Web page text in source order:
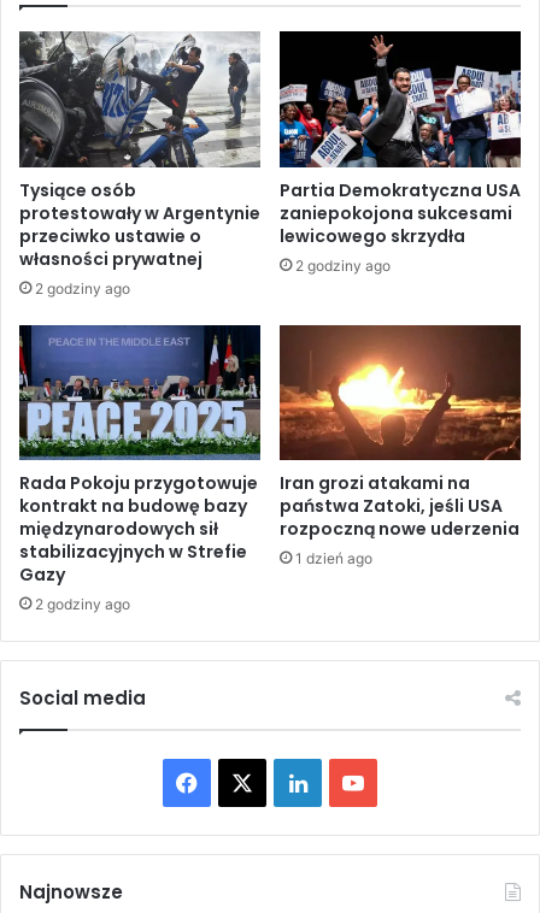
z
e
c
z
P
a
e
s
y
n
y
z
d
o
b
y
w
a
p
o
p
i
e
z
e
g
a
p
r
z
e
d
z
r
a
e
l
k
i
m
i
a
t
a
i
w
t
o
r
Tysiące osób
protestowały w Argentynie
przeciwko ustawie o
własności prywatnej
2 godziny ago
Partia Demokratyczna USA
zaniepokojona sukcesami
lewicowego skrzydła
2 godziny ago
Rada Pokoju przygotowuje
kontrakt na budowę bazy
międzynarodowych sił
stabilizacyjnych w Strefie
Gazy
2 godziny ago
Iran grozi atakami na
państwa Zatoki, jeśli USA
rozpoczną nowe uderzenia
1 dzień ago
Social media
a
L
i
o
Najnowsze